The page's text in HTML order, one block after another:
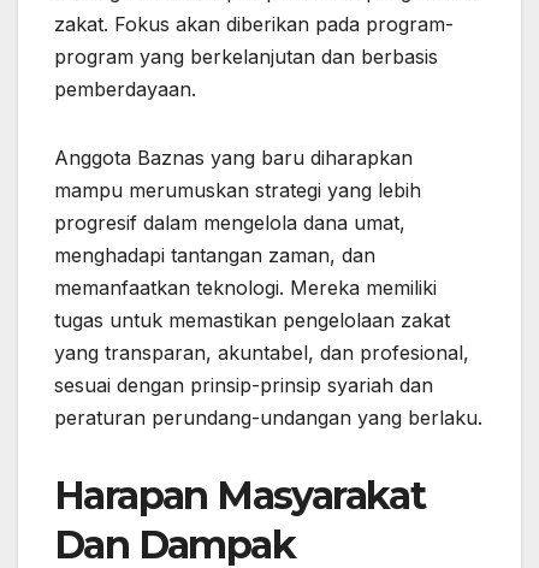
zakat. Fokus akan diberikan pada program-
program yang berkelanjutan dan berbasis
pemberdayaan.
Anggota Baznas yang baru diharapkan
mampu merumuskan strategi yang lebih
progresif dalam mengelola dana umat,
menghadapi tantangan zaman, dan
memanfaatkan teknologi. Mereka memiliki
tugas untuk memastikan pengelolaan zakat
yang transparan, akuntabel, dan profesional,
sesuai dengan prinsip-prinsip syariah dan
peraturan perundang-undangan yang berlaku.
Harapan Masyarakat
Dan Dampak